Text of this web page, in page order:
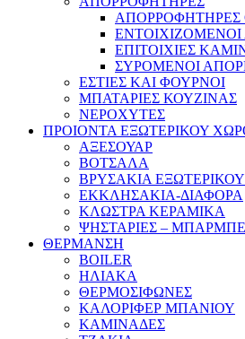
ΑΠΟΡΡΟΦΗΤΗΡΕΣ
ΕΠΙΤΟΙΧΙΕΣ
ΣΥΡΟΜΕΝΟΙ
ΕΣΤΙΕΣ ΚΑΙ ΦΟΥΡΝΟΙ
ΜΠΑΤΑΡΙΕΣ ΚΟΥΖΙΝΑΣ
ΝΕΡΟΧΥΤΕΣ
ΠΡΟΙΟΝΤΑ ΕΞΩΤΕΡΙΚΟΥ
ΑΞΕΣΟΥΑΡ
ΒΟΤΣΑΛΑ
ΒΡΥΣΑΚΙΑ
ΕΚΚΛΗΣΑΚΙΑ-ΔΙΑΦΟΡΑ
ΚΛΩΣΤΡΑ ΚΕΡΑΜΙΚΑ
ΨΗΣΤΑΡΙΕΣ –
ΘΕΡΜΑΝΣΗ
BOILER
ΗΛΙΑΚΑ
ΘΕΡΜΟΣΙΦΩΝΕΣ
ΚΑΛΟΡΙΦΕΡ ΜΠΑΝΙΟΥ
ΚΑΜΙΝΑΔΕΣ